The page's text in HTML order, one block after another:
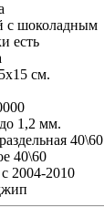
с шоколадным
есть
см.
до 1,2 мм.
раздельная 40\60
40\60
с 2004-2010